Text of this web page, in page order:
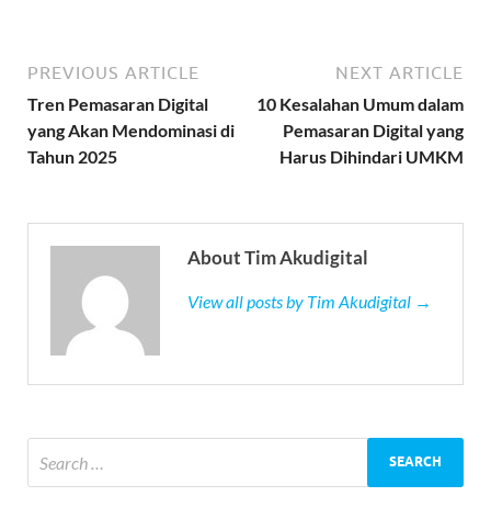
PREVIOUS ARTICLE
Tren Pemasaran Digital
yang Akan Mendominasi di
Tahun 2025
NEXT ARTICLE
10 Kesalahan Umum dalam
Pemasaran Digital yang
Harus Dihindari UMKM
About Tim Akudigital
View all posts by Tim Akudigital →